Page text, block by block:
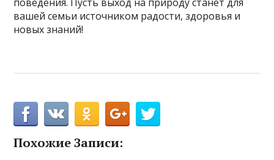
вашей семьи источником радости, здоровья и
новых знаний!
Похожие Записи: